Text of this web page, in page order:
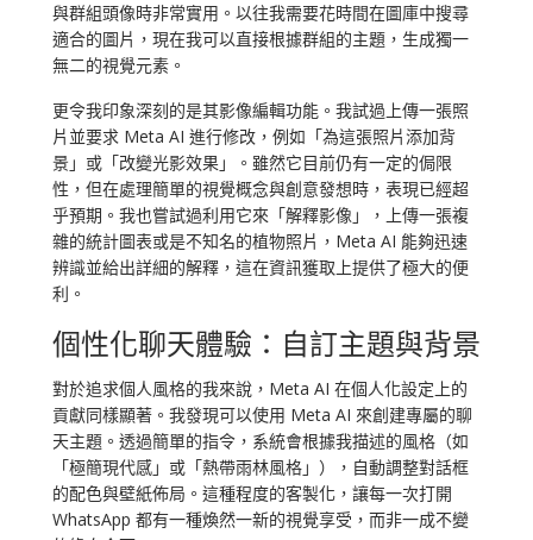
與群組頭像時非常實用。以往我需要花時間在圖庫中搜尋
適合的圖片，現在我可以直接根據群組的主題，生成獨一
無二的視覺元素。
更令我印象深刻的是其影像編輯功能。我試過上傳一張照
片並要求 Meta AI 進行修改，例如「為這張照片添加背
景」或「改變光影效果」。雖然它目前仍有一定的侷限
性，但在處理簡單的視覺概念與創意發想時，表現已經超
乎預期。我也嘗試過利用它來「解釋影像」，上傳一張複
雜的統計圖表或是不知名的植物照片，Meta AI 能夠迅速
辨識並給出詳細的解釋，這在資訊獲取上提供了極大的便
利。
個性化聊天體驗：自訂主題與背景
對於追求個人風格的我來說，Meta AI 在個人化設定上的
貢獻同樣顯著。我發現可以使用 Meta AI 來創建專屬的聊
天主題。透過簡單的指令，系統會根據我描述的風格（如
「極簡現代感」或「熱帶雨林風格」），自動調整對話框
的配色與壁紙佈局。這種程度的客製化，讓每一次打開
WhatsApp 都有一種煥然一新的視覺享受，而非一成不變